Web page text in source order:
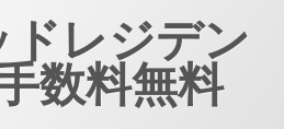
ドレジデン
数料無料